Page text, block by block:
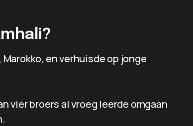
Marokko, en verhuisde op jonge
vier broers al vroeg leerde omgaan